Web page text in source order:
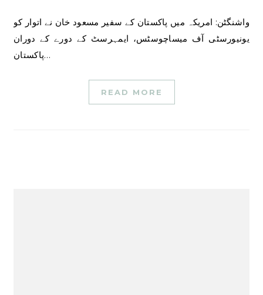
واشنگٹن: امریکہ میں پاکستان کے سفیر مسعود خان نے اتوار کو
یونیورسٹی آف میساچوسٹس، ایمہرسٹ کے دورے کے دوران
پاکستان…
READ MORE